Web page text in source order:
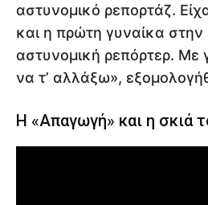
αστυνομικό ρεπορτάζ.
και η πρώτη γυναίκα
αστυνομική ρεπόρτερ. Με
να τ’ αλλάξω»,
Η «Απαγωγή» και η σκιά